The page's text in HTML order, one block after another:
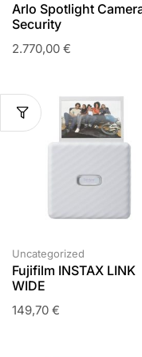
Arlo Spotlight
Security
2.770,00 €
Uncategorized
Fujifilm INSTAX LINK
WIDE
149,70 €